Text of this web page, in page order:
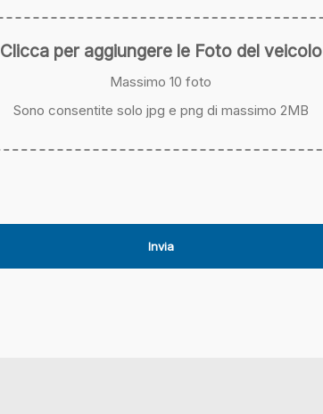
Clicca per aggiungere le Foto del veicolo
Massimo 10 foto
Sono consentite solo jpg e png di massimo 2MB
Invia